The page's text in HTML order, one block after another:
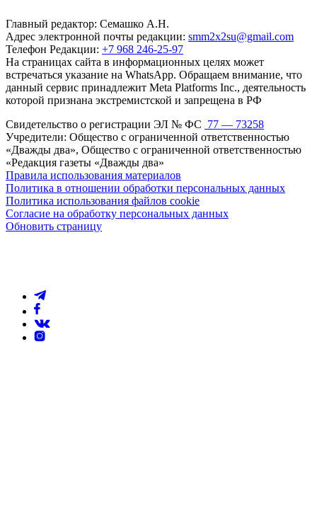
Главный редактор: Семашко А.Н.
Адрес электронной почты редакции: smm2x2su@gmail.com
Телефон Редакции: +7 968 246-25-97
На страницах сайта в информационных целях может
встречаться указание на WhatsApp. Обращаем внимание, что
данный сервис принадлежит Meta Platforms Inc., деятельность
которой признана экстремистской и запрещена в РФ
Свидетельство о регистрации ЭЛ № ФС 77 — 73258
Учредители: Общество с ограниченной ответственностью
«Дважды два», Общество с ограниченной ответственностью
«Редакция газеты «Дважды два»
Правила использования материалов
Политика в отношении обработки персональных данных
Политика использования файлов cookie
Согласие на обработку персональных данных
Обновить страницу